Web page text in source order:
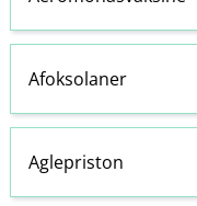
Afoksolaner
Aglepriston